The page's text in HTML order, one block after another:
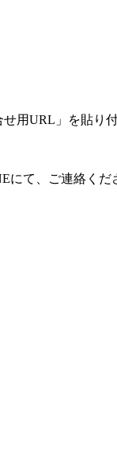
用URL」を貼り
て、ご連絡くだ